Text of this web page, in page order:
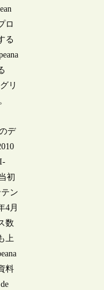
ロ
る
リ
デ
初
ン
4月
数
上
料